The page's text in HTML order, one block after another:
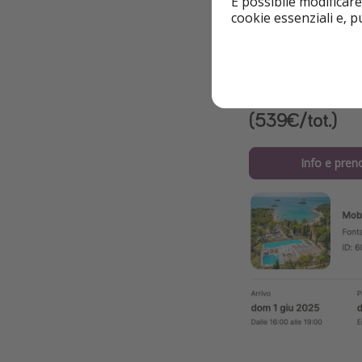
(539€/tot.)
Info e
cookie essenziali e,